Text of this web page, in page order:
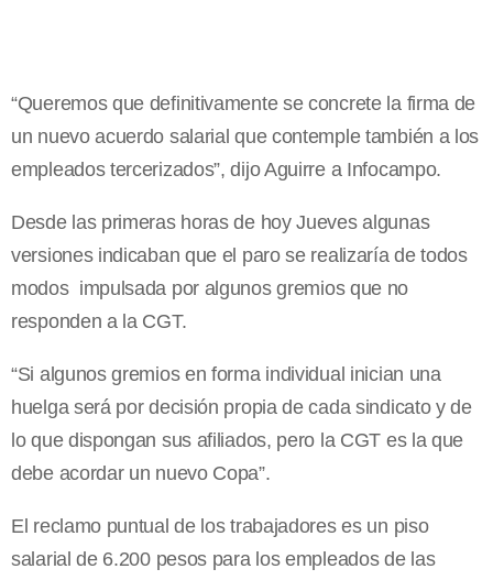
“Queremos que definitivamente se concrete la firma de
un nuevo acuerdo salarial que contemple también a los
empleados tercerizados”, dijo Aguirre a Infocampo.
Desde las primeras horas de hoy Jueves algunas
versiones indicaban que el paro se realizaría de todos
modos impulsada por algunos gremios que no
responden a la CGT.
“Si algunos gremios en forma individual inician una
huelga será por decisión propia de cada sindicato y de
lo que dispongan sus afiliados, pero la CGT es la que
debe acordar un nuevo Copa”.
El reclamo puntual de los trabajadores es un piso
salarial de 6.200 pesos para los empleados de las